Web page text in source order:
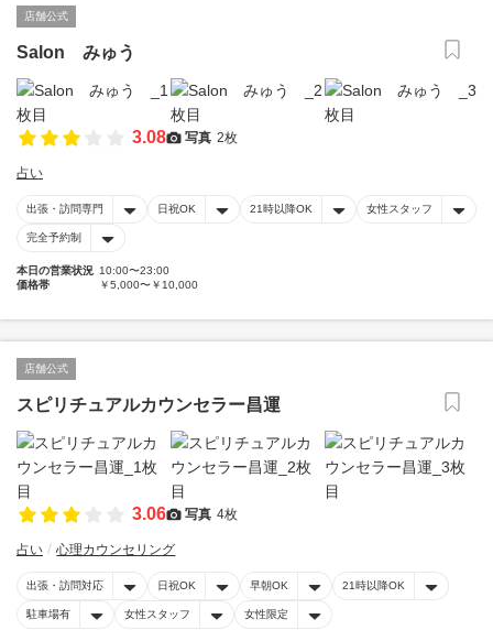
店舗公式
Salon みゅう
3.08 写真 2枚
占い
出張・訪問専門 日祝OK 21時以降OK 女性スタッフ
完全予約制
本日の営業状況 10:00〜23:00
価格帯
￥5,000〜￥10,000
店舗公式
スピリチュアルカウンセラー昌運
3.06 写真 4枚
占い 心理カウンセリング
出張・訪問対応 日祝OK 早朝OK 21時以降OK
駐車場有 女性スタッフ 女性限定